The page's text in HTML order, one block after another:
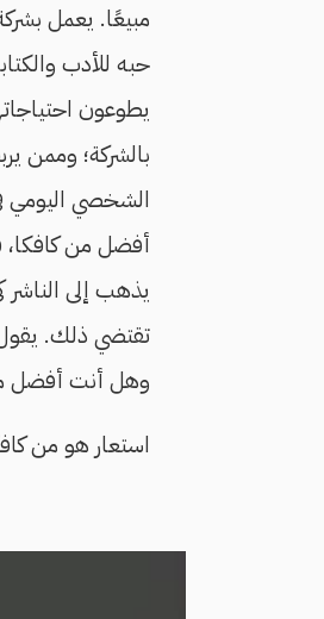
مبيعًا. يعمل
حبه للأدب
يطوعون
بالشركة؛ وممن
الشخصي اليومي
أفضل من كافكا،
يذهب إلى
تقتضي ذلك. يقول
وهل أنت أفضل
استعار هو من